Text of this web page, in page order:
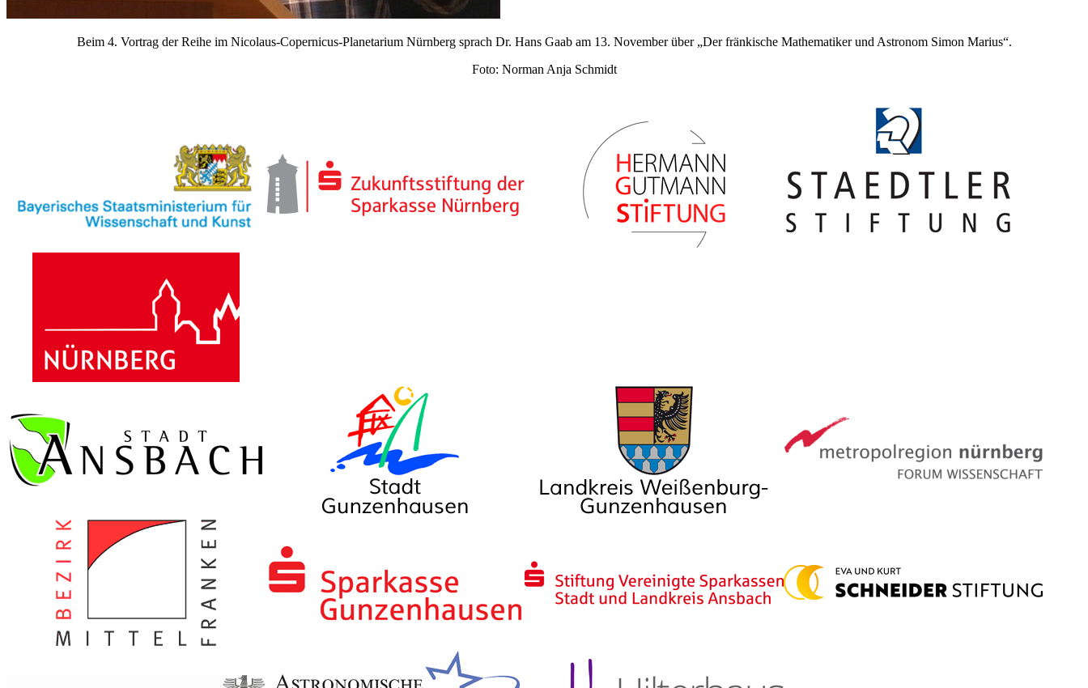
Beim 4. Vortrag der Reihe im Nicolaus-Copernicus-Planetarium Nürnberg sprach Dr. Hans Gaab am 13. November über „Der fränkische Mathematiker und Astronom Simon Marius“.
Foto: Norman Anja Schmidt